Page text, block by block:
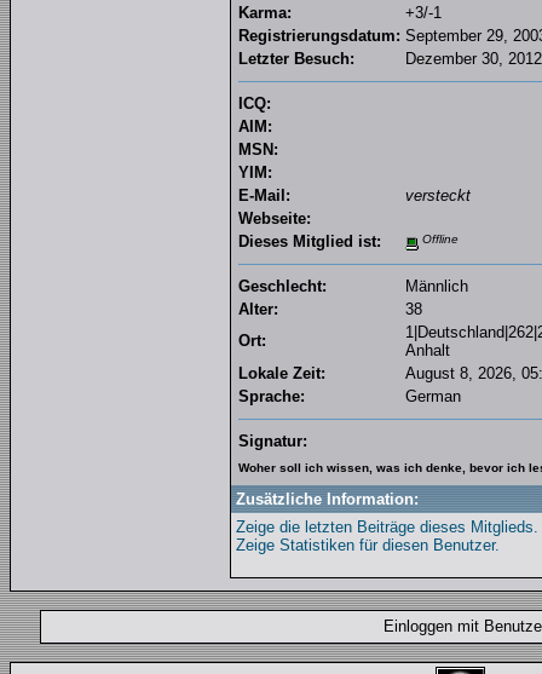
Karma:
+3/-1
Registrierungsdatum: September 29,
Letzter Besuch:
Dezember 30,
ICQ:
AIM:
MSN:
YIM:
E-Mail:
versteckt
Webseite:
Dieses Mitglied ist:
Offline
Geschlecht:
Männlich
Alter:
38
Ort:
Anhalt
Lokale Zeit:
August 8, 2026,
Sprache:
German
Signatur:
Woher soll ich wissen, was ich denke, bevor ich
Zusätzliche Information:
Zeige die letzten Beiträge dieses Mitglieds.
Zeige Statistiken für diesen Benutzer.
Einloggen mit